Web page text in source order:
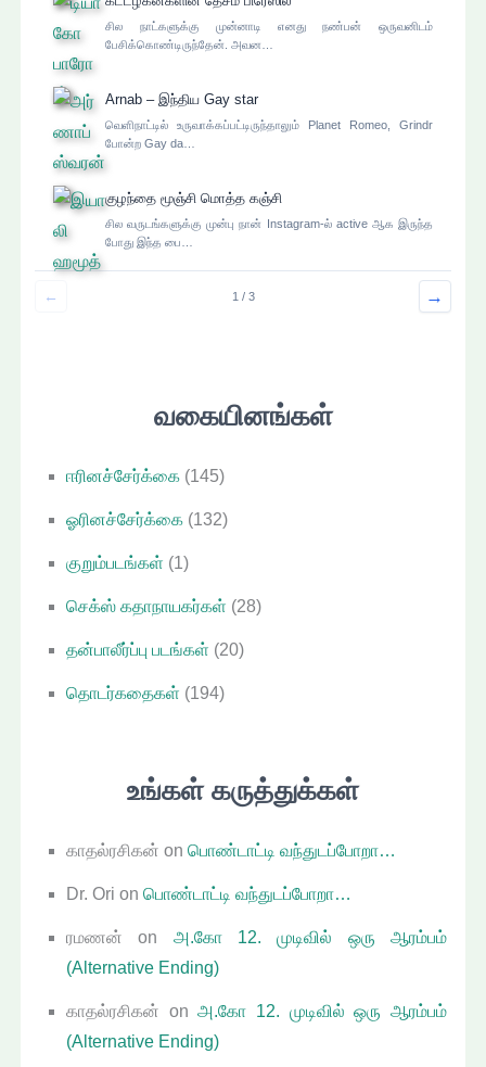
சில நாட்களுக்கு முன்னாடி எனது நண்பன் ஒருவனிடம்
பேசிக்கொண்டிருந்தேன். அவன…
Arnab – இந்திய Gay star
வெளிநாட்டில் உருவாக்கப்பட்டிருந்தாலும் Planet Romeo, Grindr
போன்ற Gay da…
குழந்தை மூஞ்சி மொத்த கஞ்சி
சில வருடங்களுக்கு முன்பு நான் Instagram-ல் active ஆக இருந்த
போது இந்த பை…
← 1 / 3 →
வகையினங்கள்
ஈரினச்சேர்க்கை (145)
ஓரினச்சேர்க்கை (132)
குறும்படங்கள் (1)
செக்ஸ் கதாநாயகர்கள் (28)
தன்பாலீர்ப்பு படங்கள் (20)
தொடர்கதைகள் (194)
உங்கள் கருத்துக்கள்
காதல்ரசிகன் onபொண்டாட்டி வந்துடப்போறா…
Dr. Ori onபொண்டாட்டி வந்துடப்போறா…
ரமணன் on அ.கோ 12. முடிவில் ஒரு ஆரம்பம்
(Alternative Ending)
காதல்ரசிகன் onஅ.கோ 12. முடிவில் ஒரு ஆரம்பம்
(Alternative Ending)